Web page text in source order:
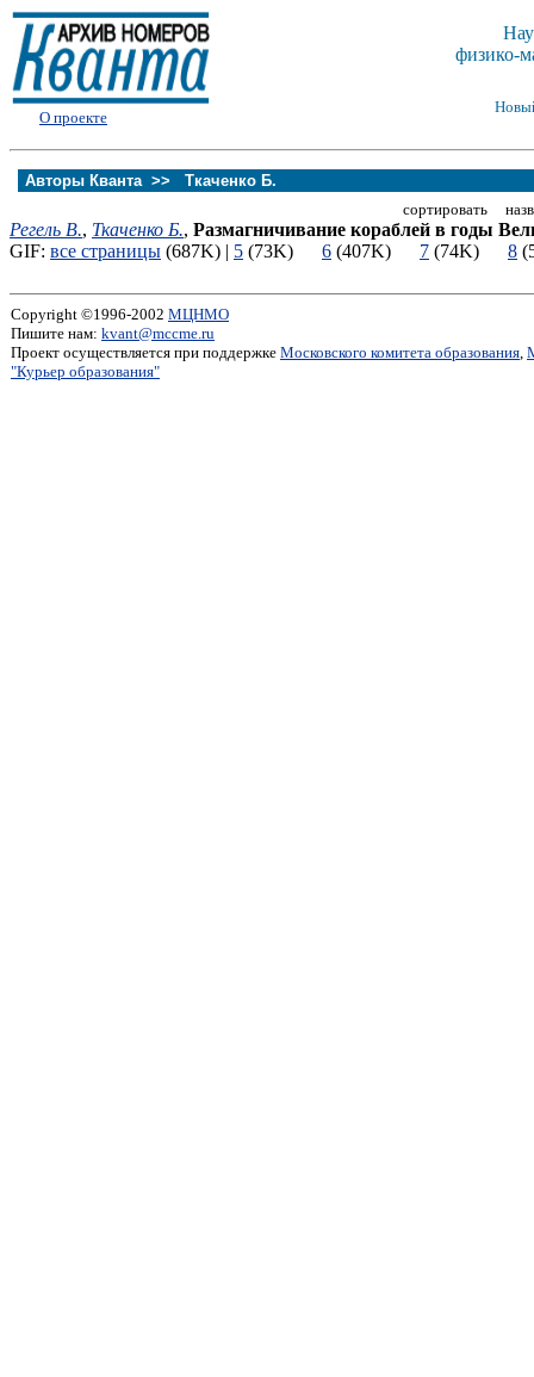
О проекте
физико-
Авторы Кванта >>
Ткаченко Б.
сортировать
Регель В., Ткаченко Б., Размагничивание кораблей в годы
GIF: все страницы (687K) | 5 (73K) 6 (407K) 7 (74K) 8
Copyright ©1996-2002 МЦНМО
Пишите нам: kvant@mccme.ru
Проект осуществляется при поддержке Московского комитета образования,
"Курьер образования"